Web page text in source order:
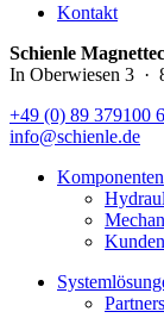
Kontakt
Schienle
In Oberwiesen 3 ·
+49 (0) 89 379100
info@schienle.de
Komponenten